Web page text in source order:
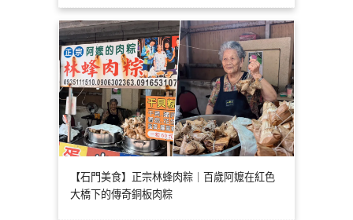
【石門美食】正宗林蜂肉粽｜百歲阿嬤在紅色
大橋下的傳奇銅板肉粽